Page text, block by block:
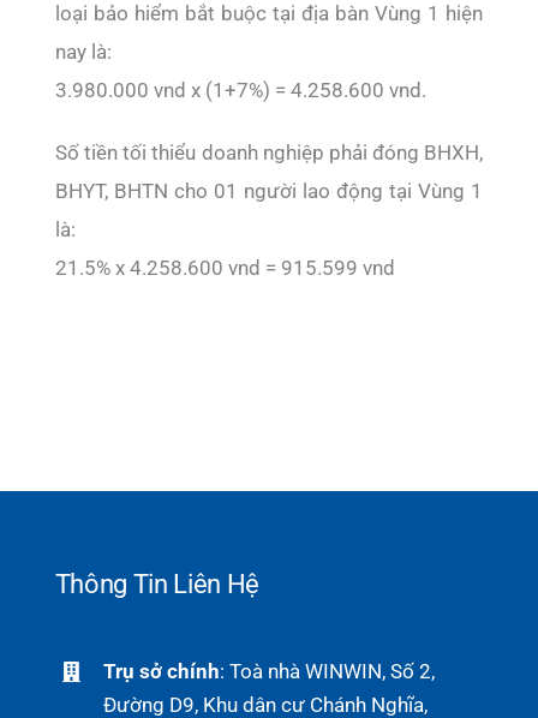
loại bảo hiểm bắt buộc tại địa bàn Vùng 1 hiện
nay là:
3.980.000 vnd x (1+7%) = 4.258.600 vnd.
Số tiền tối thiểu doanh nghiệp phải đóng BHXH,
BHYT, BHTN cho 01 người lao động tại Vùng 1
là:
21.5% x 4.258.600 vnd = 915.599 vnd
Thông Tin Liên Hệ
Trụ sở chính: Toà nhà WINWIN, Số 2,
Đường D9, Khu dân cư Chánh Nghĩa,